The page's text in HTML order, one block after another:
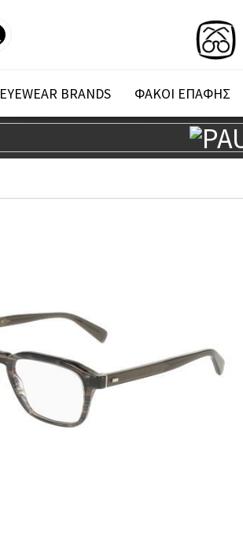
EYEWEAR BRANDS ΦΑΚΟΙ ΕΠΑΦΗΣ